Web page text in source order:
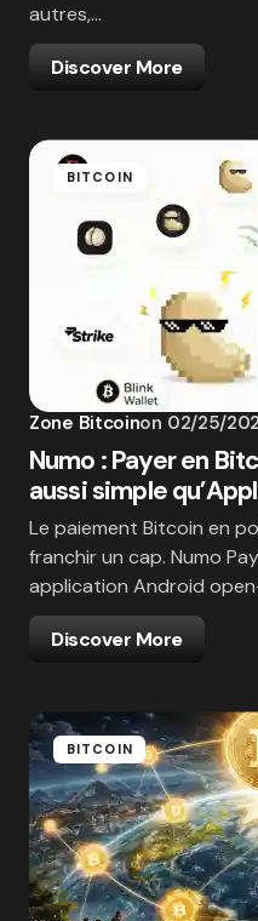
autres,…
Discover More
BITCOIN
Zone Bitcoinon 02/25/
Numo : Payer en
aussi simple
Le paiement Bitcoin en
franchir un cap. Numo
application Android
Discover More
BITCOIN